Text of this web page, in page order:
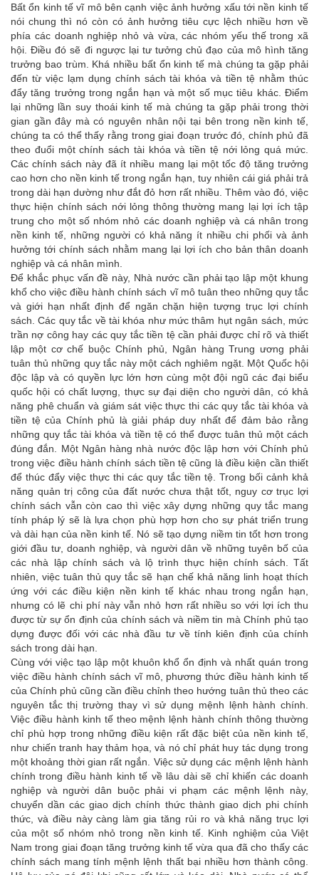
Bất ổn kinh tế vĩ mô bên cạnh việc ảnh hưởng xấu tới nền kinh tế
nói chung thì nó còn có ảnh hưởng tiêu cực lệch nhiều hơn về
phía các doanh nghiệp nhỏ và vừa, các nhóm yếu thế trong xã
hội. Điều đó sẽ đi ngược lại tư tưởng chủ đạo của mô hình tăng
trưởng bao trùm. Khá nhiều bất ổn kinh tế mà chúng ta gặp phải
đến từ việc lạm dụng chính sách tài khóa và tiền tệ nhằm thúc
đẩy tăng trưởng trong ngắn hạn và một số mục tiêu khác. Điểm
lại những lần suy thoái kinh tế mà chúng ta gặp phải trong thời
gian gần đây mà có nguyên nhân nội tại bên trong nền kinh tế,
chúng ta có thể thấy rằng trong giai đoạn trước đó, chính phủ đã
theo đuổi một chính sách tài khóa và tiền tệ nới lỏng quá mức.
Các chính sách này đã ít nhiều mang lại một tốc độ tăng trưởng
cao hơn cho nền kinh tế trong ngắn hạn, tuy nhiên cái giá phải trả
trong dài hạn dường như đắt đỏ hơn rất nhiều. Thêm vào đó, việc
thực hiện chính sách nới lỏng thông thường mang lại lợi ích tập
trung cho một số nhóm nhỏ các doanh nghiệp và cá nhân trong
nền kinh tế, những người có khả năng ít nhiều chi phối và ảnh
hưởng tới chính sách nhằm mang lại lợi ích cho bản thân doanh
nghiệp và cá nhân mình.
Để khắc phục vấn đề này, Nhà nước cần phải tạo lập một khung
khổ cho việc điều hành chính sách vĩ mô tuân theo những quy tắc
và giới hạn nhất định để ngăn chặn hiện tượng trục lợi chính
sách. Các quy tắc về tài khóa như mức thâm hụt ngân sách, mức
trần nợ công hay các quy tắc tiền tệ cần phải được chỉ rõ và thiết
lập một cơ chế buộc Chính phủ, Ngân hàng Trung ương phải
tuân thủ những quy tắc này một cách nghiêm ngặt. Một Quốc hội
độc lập và có quyền lực lớn hơn cùng một đội ngũ các đại biểu
quốc hội có chất lượng, thực sự đại diện cho người dân, có khả
năng phê chuẩn và giám sát việc thực thi các quy tắc tài khóa và
tiền tệ của Chính phủ là giải pháp duy nhất để đảm bảo rằng
những quy tắc tài khóa và tiền tệ có thể được tuân thủ một cách
đúng đắn. Một Ngân hàng nhà nước độc lập hơn với Chính phủ
trong việc điều hành chính sách tiền tệ cũng là điều kiện cần thiết
để thúc đẩy việc thực thi các quy tắc tiền tệ. Trong bối cảnh khả
năng quản trị công của đất nước chưa thật tốt, nguy cơ trục lợi
chính sách vẫn còn cao thì việc xây dựng những quy tắc mang
tính pháp lý sẽ là lựa chọn phù hợp hơn cho sự phát triển trung
và dài hạn của nền kinh tế. Nó sẽ tạo dựng niềm tin tốt hơn trong
giới đầu tư, doanh nghiệp, và người dân về những tuyên bố của
các nhà lập chính sách và lộ trình thực hiện chính sách. Tất
nhiên, việc tuân thủ quy tắc sẽ hạn chế khả năng linh hoạt thích
ứng với các điều kiện nền kinh tế khác nhau trong ngắn hạn,
nhưng có lẽ chi phí này vẫn nhỏ hơn rất nhiều so với lợi ích thu
được từ sự ổn định của chính sách và niềm tin mà Chính phủ tạo
dựng được đối với các nhà đầu tư về tính kiên định của chính
sách trong dài hạn.
Cùng với việc tạo lập một khuôn khổ ổn định và nhất quán trong
việc điều hành chính sách vĩ mô, phương thức điều hành kinh tế
của Chính phủ cũng cần điều chỉnh theo hướng tuân thủ theo các
nguyên tắc thị trường thay vì sử dụng mệnh lệnh hành chính.
Việc điều hành kinh tế theo mệnh lệnh hành chính thông thường
chỉ phù hợp trong những điều kiện rất đặc biệt của nền kinh tế,
như chiến tranh hay thảm họa, và nó chỉ phát huy tác dụng trong
một khoảng thời gian rất ngắn. Việc sử dụng các mệnh lệnh hành
chính trong điều hành kinh tế về lâu dài sẽ chỉ khiến các doanh
nghiệp và người dân buộc phải vi phạm các mệnh lệnh này,
chuyển dần các giao dịch chính thức thành giao dịch phi chính
thức, và điều này càng làm gia tăng rủi ro và khả năng trục lợi
của một số nhóm nhỏ trong nền kinh tế. Kinh nghiệm của Việt
Nam trong giai đoạn tăng trưởng kinh tế vừa qua đã cho thấy các
chính sách mang tính mệnh lệnh thất bại nhiều hơn thành công.